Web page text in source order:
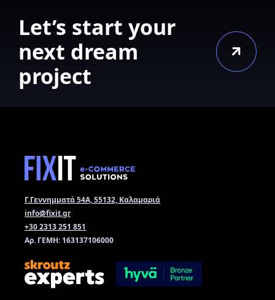
Let’s start your
next dream
project
Γ.Γεννημματά 54Α, 55132, Καλαμαριά
info@fixit.gr
+30 2313 251 851
Αρ. ΓΕΜΗ: 163137106000